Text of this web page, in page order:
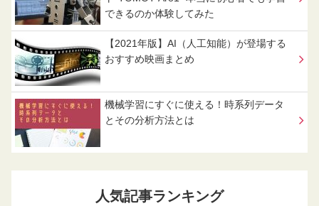
できるのか体験してみた
【2021年版】AI（人工知能）が登場する
おすすめ映画まとめ
機械学習にすぐに使える！時系列データ
とその分析方法とは
人気記事ランキング